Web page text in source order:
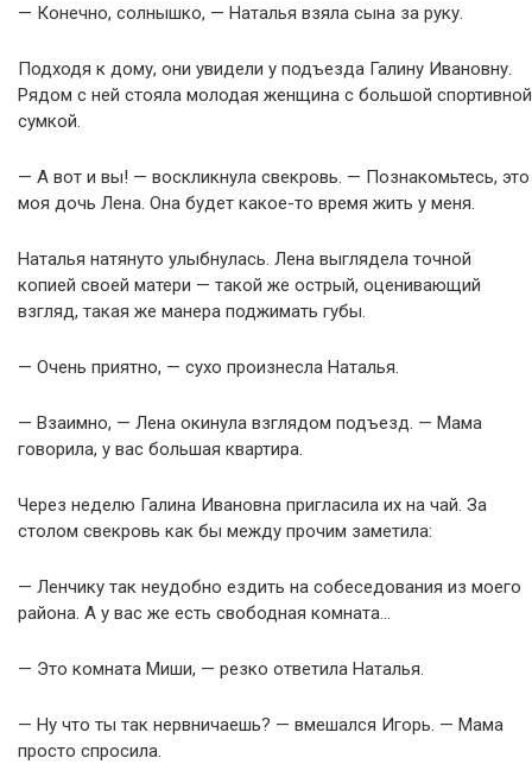
— Конечно, солнышко, — Наталья взяла сына за руку.
Подходя к дому, они увидели у подъезда Галину Ивановну.
Рядом с ней стояла молодая женщина с большой спортивной
сумкой.
— А вот и вы! — воскликнула свекровь. — Познакомьтесь, это
моя дочь Лена. Она будет какое-то время жить у меня.
Наталья натянуто улыбнулась. Лена выглядела точной
копией своей матери — такой же острый, оценивающий
взгляд, такая же манера поджимать губы.
— Очень приятно, — сухо произнесла Наталья.
— Взаимно, — Лена окинула взглядом подъезд. — Мама
говорила, у вас большая квартира.
Через неделю Галина Ивановна пригласила их на чай. За
столом свекровь как бы между прочим заметила:
— Ленчику так неудобно ездить на собеседования из моего
района. А у вас же есть свободная комната…
— Это комната Миши, — резко ответила Наталья.
— Ну что ты так нервничаешь? — вмешался Игорь. — Мама
просто спросила.